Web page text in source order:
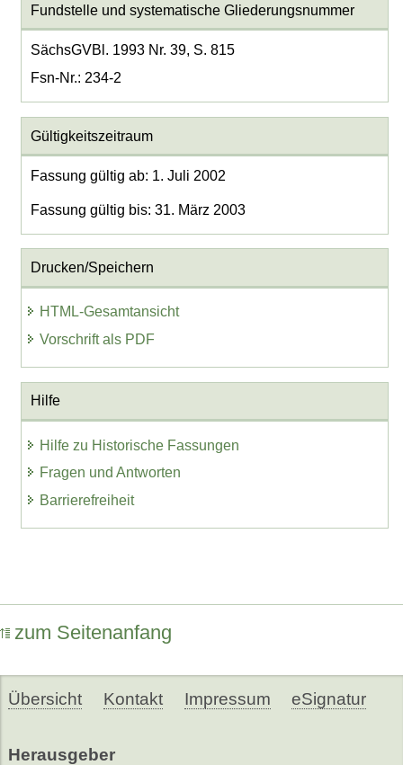
Fundstelle und systematische Gliederungsnummer
SächsGVBl. 1993 Nr. 39, S. 815
Fsn-Nr.: 234-2
Gültigkeitszeitraum
Fassung gültig ab: 1. Juli 2002
Fassung gültig bis: 31. März 2003
Drucken/Speichern
HTML-Gesamtansicht
Vorschrift als PDF
Hilfe
Hilfe zu Historische Fassungen
Fragen und Antworten
Barrierefreiheit
zum Seitenanfang
Übersicht Kontakt Impressum eSignatur
Herausgeber